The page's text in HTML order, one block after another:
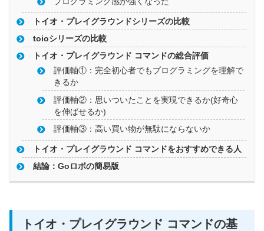
トイオ・プレイグラウンドシリーズの比較
toioシリーズの比較
トイオ・プレイグラウンド コマンドの総合評価
評価軸①：完全初心者でもプログラミングを理解で
きるか
評価軸②：思いついたことを実現できるか(好奇心
を伸ばせるか)
評価軸③：高い買い物が無駄にならないか
トイオ・プレイグラウンド コマンドをおすすめできる人
結論：Goロボの簡易版
トイオ・プレイグラウンド コマンドの基